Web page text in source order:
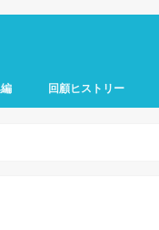
回顧ヒストリー